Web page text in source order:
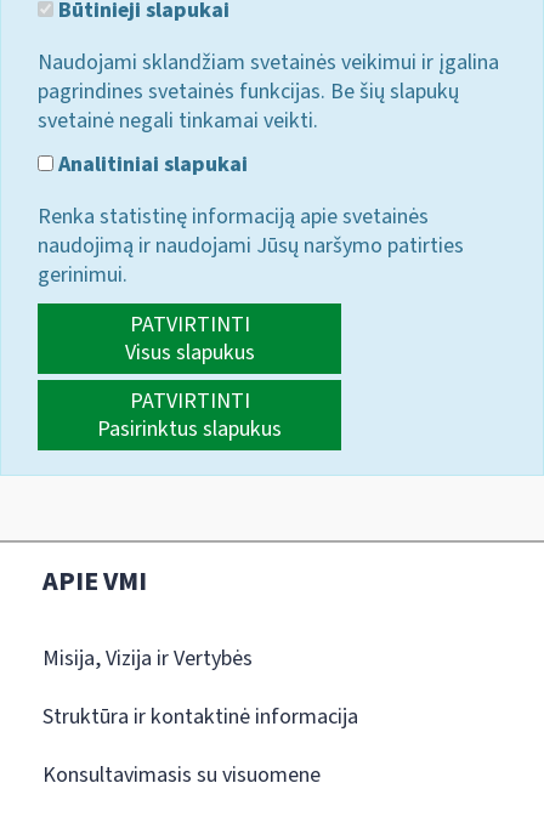
Būtinieji slapukai
Naudojami sklandžiam svetainės veikimui ir įgalina
pagrindines svetainės funkcijas. Be šių slapukų
svetainė negali tinkamai veikti.
Analitiniai slapukai
Renka statistinę informaciją apie svetainės
naudojimą ir naudojami Jūsų naršymo patirties
gerinimui.
PATVIRTINTI
Visus slapukus
PATVIRTINTI
Pasirinktus slapukus
APIE VMI
Misija, Vizija ir Vertybės
Struktūra ir kontaktinė informacija
Konsultavimasis su visuomene